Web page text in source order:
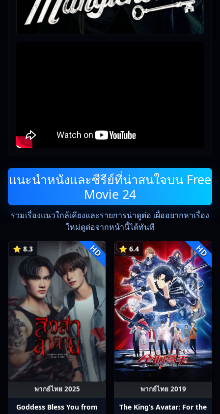
แนะนำหนังและซีรีย์ที่น่าสนใจบน Free
Movie 24
รวมเรื่องแนวใกล้เคียงและรายการน่าดูต่อ เผื่ออยากหาเรื่อง
ใหม่ดูต่อจากหน้านี้ได้ทันที
⭐ 8.3 HD
พากย์ไทย 2025
Goddess Bless You from
⭐ 6.4 HD
พากย์ไทย 2019
The King’s Avatar: For the